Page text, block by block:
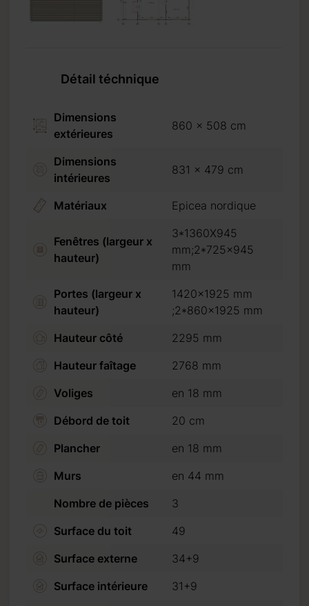
Détail téchnique
Dimensions
extérieures
860 x 508 cm
Dimensions
intérieures
831 x 479 cm
Matériaux Epicea nordique
Fenêtres (largeur x
hauteur)
3*1360X945
mm;2*725x945
mm
Portes (largeur x
hauteur)
1420x1925 mm
;2*860x1925 mm
Hauteur côté
2295 mm
Hauteur faîtage
2768 mm
Voliges
en 18 mm
Débord de toit
20 cm
Plancher
en 18 mm
Murs
en 44 mm
Nombre de pièces
3
Surface du toit
49
Surface externe
34+9
Surface intérieure
31+9
crédit ou virement
que nous